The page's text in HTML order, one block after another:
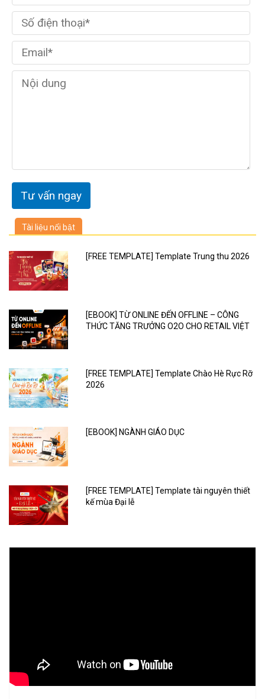
Tài liệu nổi bật
[FREE TEMPLATE] Template Trung thu 2026
[EBOOK] TỪ ONLINE ĐẾN OFFLINE – CÔNG
THỨC TĂNG TRƯỞNG O2O CHO RETAIL VIỆT
[FREE TEMPLATE] Template Chào Hè Rực Rỡ
2026
[EBOOK] NGÀNH GIÁO DỤC
[FREE TEMPLATE] Template tài nguyên thiết
kế mùa Đại lễ